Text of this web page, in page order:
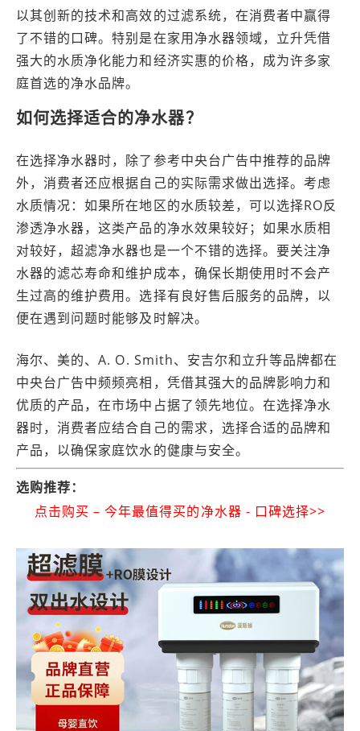
以其创新的技术和高效的过滤系统，在消费者中赢得
了不错的口碑。特别是在家用净水器领域，立升凭借
强大的水质净化能力和经济实惠的价格，成为许多家
庭首选的净水品牌。
如何选择适合的净水器？
在选择净水器时，除了参考中央台广告中推荐的品牌
外，消费者还应根据自己的实际需求做出选择。考虑
水质情况：如果所在地区的水质较差，可以选择RO反
渗透净水器，这类产品的净水效果较好；如果水质相
对较好，超滤净水器也是一个不错的选择。要关注净
水器的滤芯寿命和维护成本，确保长期使用时不会产
生过高的维护费用。选择有良好售后服务的品牌，以
便在遇到问题时能够及时解决。
海尔、美的、A. O. Smith、安吉尔和立升等品牌都在
中央台广告中频频亮相，凭借其强大的品牌影响力和
优质的产品，在市场中占据了领先地位。在选择净水
器时，消费者应结合自己的需求，选择合适的品牌和
产品，以确保家庭饮水的健康与安全。
选购推荐：
点击购买 – 今年最值得买的净水器 - 口碑选择>>